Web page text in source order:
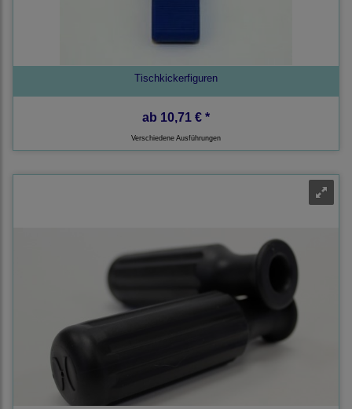
Tischkickerfiguren
ab 10,71 € *
Verschiedene Ausführungen